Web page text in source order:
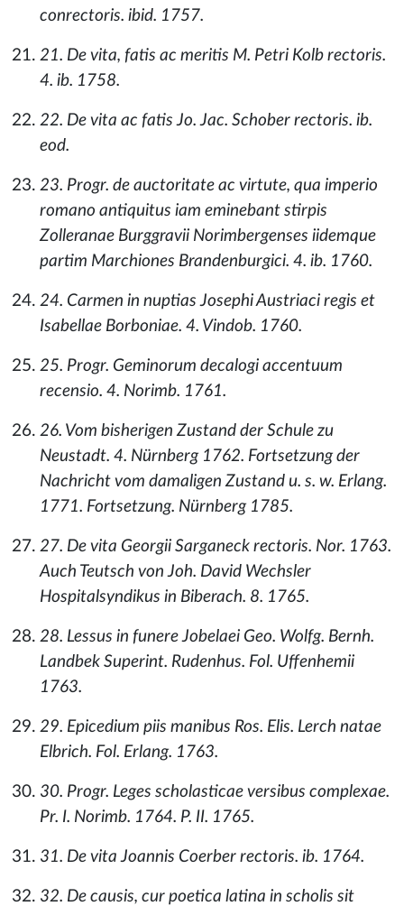
conrectoris. ibid. 1757.
21. De vita, fatis ac meritis M. Petri Kolb rectoris.
4. ib. 1758.
22. De vita ac fatis Jo. Jac. Schober rectoris. ib.
eod.
23. Progr. de auctoritate ac virtute, qua imperio
romano antiquitus iam eminebant stirpis
Zolleranae Burggravii Norimbergenses iidemque
partim Marchiones Brandenburgici. 4. ib. 1760.
24. Carmen in nuptias Josephi Austriaci regis et
Isabellae Borboniae. 4. Vindob. 1760.
25. Progr. Geminorum decalogi accentuum
recensio. 4. Norimb. 1761.
26. Vom bisherigen Zustand der Schule zu
Neustadt. 4. Nürnberg 1762. Fortsetzung der
Nachricht vom damaligen Zustand u. s. w. Erlang.
1771. Fortsetzung. Nürnberg 1785.
27. De vita Georgii Sarganeck rectoris. Nor. 1763.
Auch Teutsch von Joh. David Wechsler
Hospitalsyndikus in Biberach. 8. 1765.
28. Lessus in funere Jobelaei Geo. Wolfg. Bernh.
Landbek Superint. Rudenhus. Fol. Uffenhemii
1763.
29. Epicedium piis manibus Ros. Elis. Lerch natae
Elbrich. Fol. Erlang. 1763.
30. Progr. Leges scholasticae versibus complexae.
Pr. I. Norimb. 1764. P. II. 1765.
31. De vita Joannis Coerber rectoris. ib. 1764.
32. De causis, cur poetica latina in scholis sit